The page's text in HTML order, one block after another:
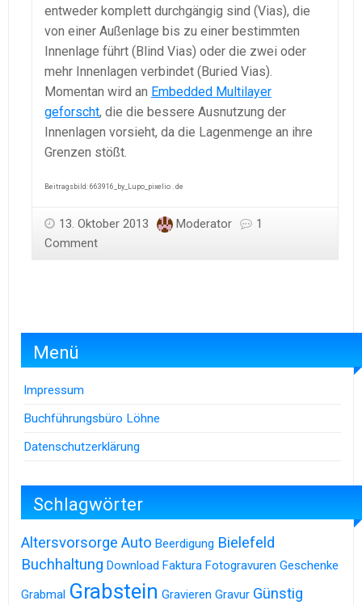
entweder komplett durchgängig sind (Vias), die
von einer Außenlage bis zu einer bestimmten
Innenlage führt (Blind Vias) oder die zwei oder
mehr Innenlagen verbindet (Buried Vias).
Momentan wird an Embedded Multilayer
geforscht, die die bessere Ausnutzung der
Innenlagen vorsieht, da die Lagenmenge an ihre
Grenzen stößt.
Beitragsbild: 663916_by_Lupo_pixelio . de
13. Oktober 2013 Moderator
1
Comment
Menü
Impressum
Buchführungsbüro Löhne
Datenschutzerklärung
Schlagwörter
Altersvorsorge Auto Beerdigung Bielefeld
Buchhaltung Download Faktura Fotogravuren Geschenke
Grabmal Grabstein Gravieren Gravur Günstig